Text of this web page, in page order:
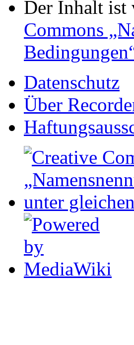
Der Inhalt ist
Commons
Datenschutz
Über